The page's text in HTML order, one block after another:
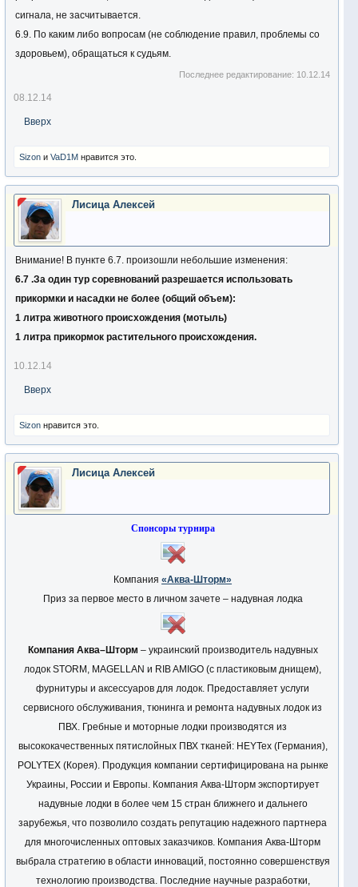
б). Соревнование проводится при толщине льда в месте
проведения не менее 10см. В случае, если толщина льда не
удовлетворяет данным условиям, соревнование переносится.
Даты переноса будут сообщены организаторами
заблаговременно.
10. Регистрация
Регистрация осуществляется на этом сайте, а также по тел.
0663677164, 0961406045 (Лисица Алексей) либо на e-mail:
lis.o@list.ru
Регистрация начинается с момента опубликования данного
положения и заканчивается 19.12.2014г
сигнала, не засчитывается.
6.9. По каким либо вопросам (не соблюдение правил, проблемы со
здоровьем), обращаться к судьям.
Последнее редактирование: 10.12.14
08.12.14
Вверх
Sizon и VaD1M нравится это.
Лисица Алексей
Внимание! В пункте 6.7. произошли небольшие изменения:
6.7 .За один тур соревнований разрешается использовать
прикормки и насадки не более (общий объем):
1 литра животного происхождения (мотыль)
1 литра прикормок растительного происхождения.
10.12.14
Вверх
Sizon нравится это.
Лисица Алексей
Спонсоры турнира
Компания«Аква-Шторм»
Приз за первое место в личном зачете – надувная лодка
Компания Аква–Шторм – украинский производитель надувных
лодок STORM, MAGELLAN и RIB AMIGO (с пластиковым днищем),
фурнитуры и аксессуаров для лодок. Предоставляет услуги
сервисного обслуживания, тюнинга и ремонта надувных лодок из
ПВХ. Гребные и моторные лодки производятся из
высококачественных пятислойных ПВХ тканей: HEYTex (Германия),
POLYTEX (Корея). Продукция компании сертифицирована на рынке
Украины, России и Европы. Компания Аква-Шторм экспортирует
надувные лодки в более чем 15 стран ближнего и дальнего
зарубежья, что позволило создать репутацию надежного партнера
для многочисленных оптовых заказчиков. Компания Аква-Шторм
выбрала стратегию в области инноваций, постоянно совершенствуя
технологию производства. Последние научные разработки,